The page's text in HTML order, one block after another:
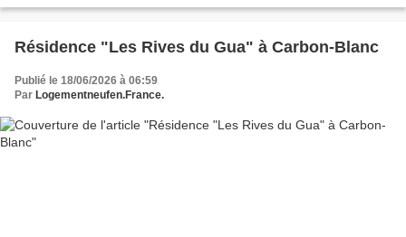
Résidence "Les Rives du Gua" à Carbon-Blanc
Publié le 18/06/2026 à 06:59
Par Logementneufen.France.